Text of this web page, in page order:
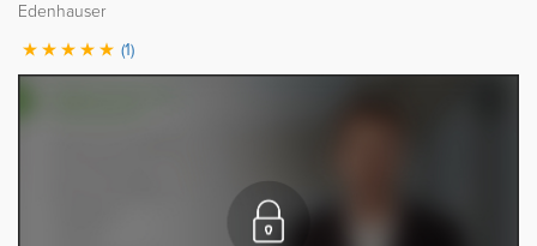
Edenhauser
(1)